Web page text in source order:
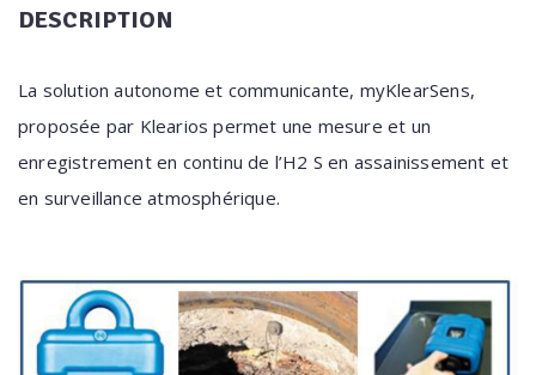
DESCRIPTION
La solution autonome et communicante, myKlearSens,
proposée par Klearios permet une mesure et un
enregistrement en continu de l’H2 S en assainissement et
en surveillance atmosphérique.